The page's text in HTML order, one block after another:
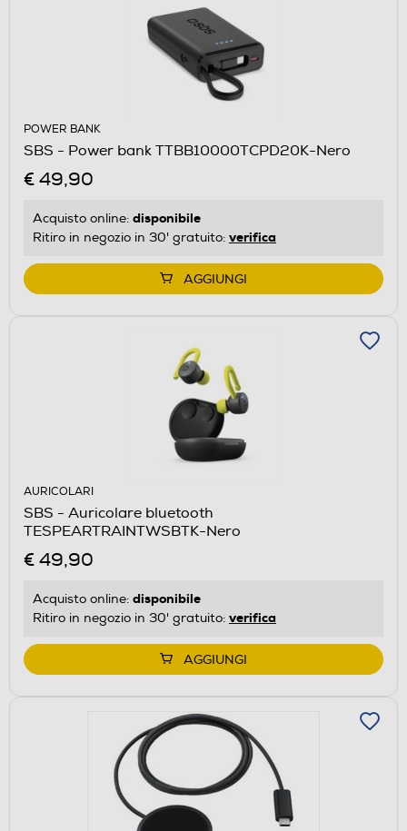
POWER BANK
SBS - Power bank TTBB10000TCPD20K-Nero
€ 49,90
Acquisto online: disponibile
Ritiro in negozio in 30' gratuito: verifica
AGGIUNGI
AURICOLARI
SBS - Auricolare bluetooth
TESPEARTRAINTWSBTK-Nero
€ 49,90
Acquisto online: disponibile
Ritiro in negozio in 30' gratuito: verifica
AGGIUNGI